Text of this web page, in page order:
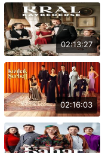
02:13:27
02:16:03